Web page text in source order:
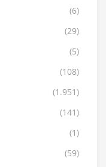
(6)
(29)
(5)
(108)
(1.951)
(141)
(1)
(59)